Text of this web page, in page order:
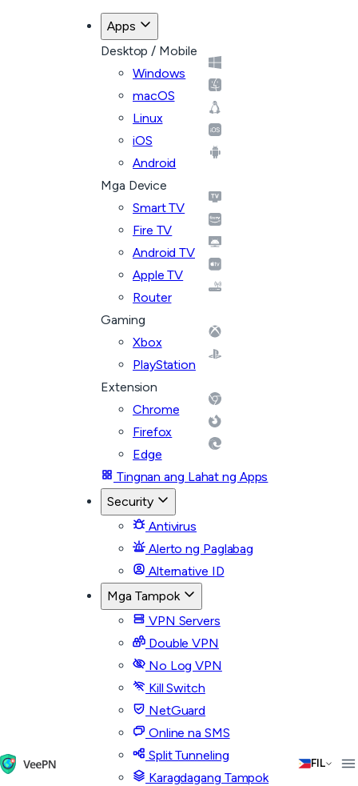
Apps
Desktop / Mobile
Windows
macOS
Linux
iOS
Android
Mga Device
Smart TV
Fire TV
Android TV
Apple TV
Router
Gaming
Xbox
PlayStation
Extension
Chrome
Firefox
Edge
Tingnan ang Lahat ng Apps
Security
Antivirus
Alerto ng Paglabag
Alternative ID
Mga Tampok
VPN Servers
Double VPN
No Log VPN
Kill Switch
NetGuard
Online na SMS
Split Tunneling
Karagdagang Tampok
FIL